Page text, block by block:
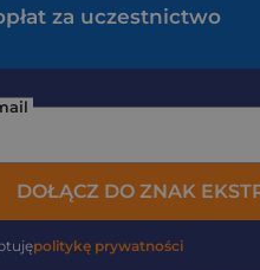
za uczestnictwo
DOŁĄCZ DO ZNAK
politykę prywatności